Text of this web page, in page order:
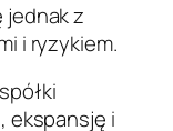
jednak z
i ryzykiem.
ekspansję i